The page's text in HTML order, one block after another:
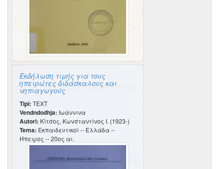
Εκδήλωση τιμής για τους
ηπειρώτες διδάσκαλους και
νηπιαγωγούς
Tipi: TEXT
Vendndodhja: Ιωάννινα
Autori: Κίτσος, Κωνσταντίνος Ι. (1923-)
Tema: Εκπαιδευτικοί -- Ελλάδα --
Ήπειρος -- 20ος αι.